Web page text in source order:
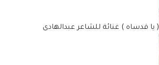
( يا قدساه ) غنائة للشاعر عبدالهادى